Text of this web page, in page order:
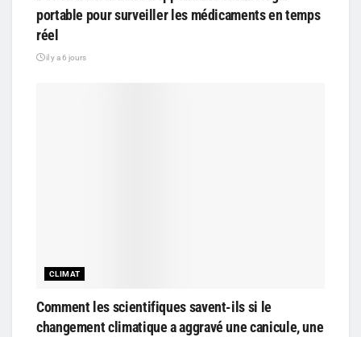
portable pour surveiller les médicaments en temps
réel
il y a 6 jours
CLIMAT
Comment les scientifiques savent-ils si le
changement climatique a aggravé une canicule, une